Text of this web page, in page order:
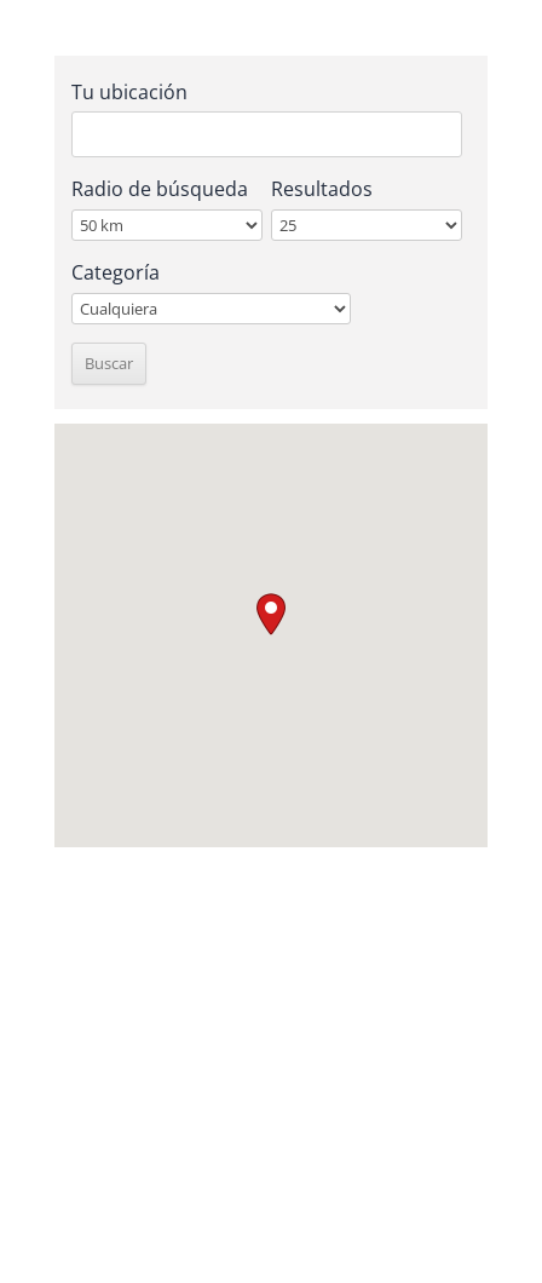
Tu ubicación
Radio de búsqueda Resultados
Categoría